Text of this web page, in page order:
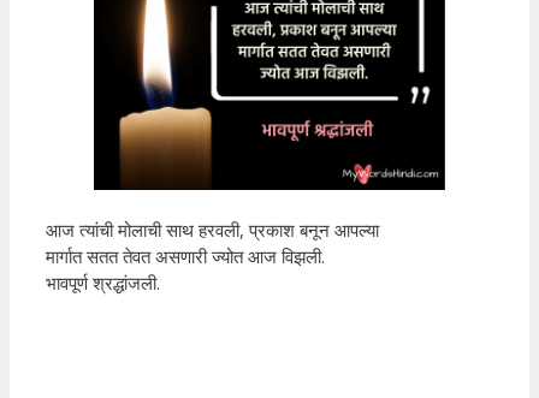
आज त्यांची मोलाची साथ हरवली, प्रकाश बनून आपल्या
मार्गात सतत तेवत असणारी ज्योत आज विझली.
भावपूर्ण श्रद्धांजली.